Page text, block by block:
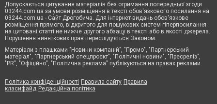
Допускається цитування матеріалів без отримання попередньої згоди
03244.com.ua за умови розміщення в тексті обов'язкового посилання на
03244.com.ua - Сайт Дрогобича. Для інтернет-видань обов'язкове
розміщення прямого, відкритого для пошукових систем гіперпосилання
на цитовані статті не нижче другого абзацу в тексті або в якості джерела.
Порушення виняткових прав переслідується Законом.
Матеріали з плашками "Новини компаній", "Промо", "Партнерський
матеріал", "Партнерський спецпроєкт", "Політичні новини", "Пресреліз",
"PR", "Офіційно", "Політична реклама" публікуються на правах реклами.
Політика конфіденційності Правила сайту Правила
класифайд Редакційна політика